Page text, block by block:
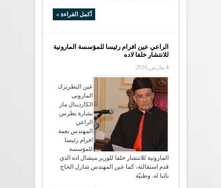
أكمل القراءة »
الراعي عين افرام رئيسا للمؤسسة المارونية
للانتشار خلفا لاده
4 مارس,2016
عين البطريرك
الماروني
الكاردينال مار
بشارة بطرس
الراعي
المهندس نعمة
افرام رئيسا
للمؤسسة
المارونية للانتشار خلفا للوزير ميشال اده الذي
قدم استقالته، كما عين المهندس شارل الحاج
نائبا له. وطنيّة